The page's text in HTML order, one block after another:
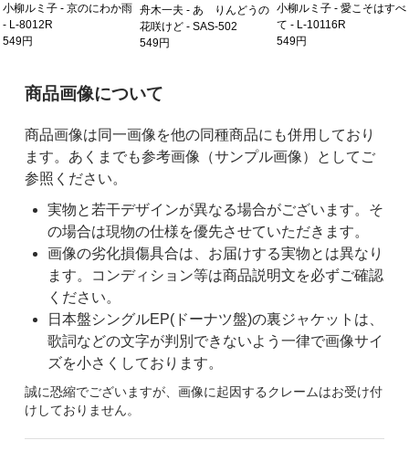
小柳ルミ子 - 京のにわか雨
- L-8012R
549円
舟木一夫 - あゝりんどうの
花咲けど - SAS-502
549円
小柳ルミ子 - 愛こそはすべ
て - L-10116R
549円
ご購入前の注意事項
商品画像について
商品画像は同一画像を他の同種商品にも併用しており
ます。あくまでも参考画像（サンプル画像）としてご
参照ください。
実物と若干デザインが異なる場合がございます。そ
の場合は現物の仕様を優先させていただきます。
画像の劣化損傷具合は、お届けする実物とは異なり
ます。コンディション等は商品説明文を必ずご確認
ください。
日本盤シングルEP(ドーナツ盤)の裏ジャケットは、
歌詞などの文字が判別できないよう一律で画像サイ
ズを小さくしております。
誠に恐縮でございますが、画像に起因するクレームはお受け付
けしておりません。